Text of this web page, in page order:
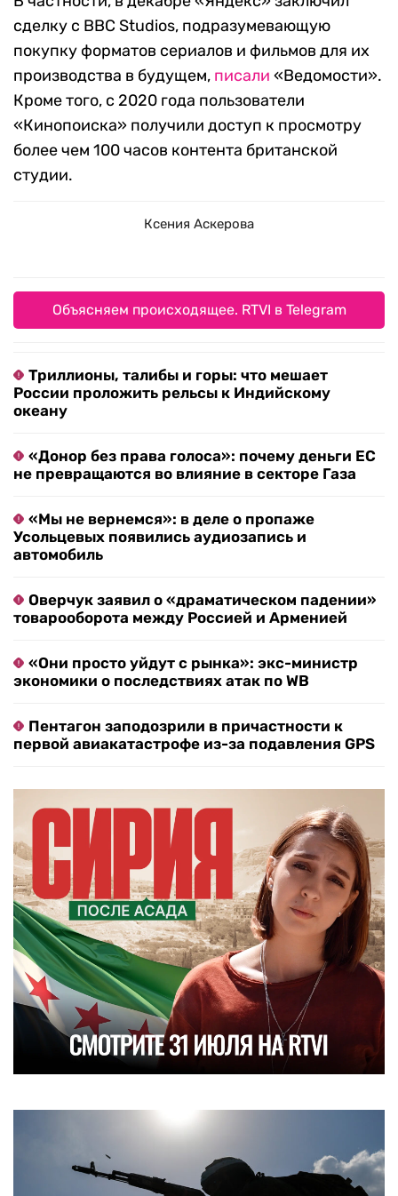
сделку с BBC Studios, подразумевающую
покупку форматов сериалов и фильмов для их
производства в будущем, писали «Ведомости».
Кроме того, с 2020 года пользователи
«Кинопоиска» получили доступ к просмотру
более чем 100 часов контента британской
студии.
Ксения Аскерова
Объясняем происходящее. RTVI в Telegram
Триллионы, талибы и горы: что мешает
России проложить рельсы к Индийскому
океану
«Донор без права голоса»: почему деньги ЕС
не превращаются во влияние в секторе Газа
«Мы не вернемся»: в деле о пропаже
Усольцевых появились аудиозапись и
автомобиль
Оверчук заявил о «драматическом падении»
товарооборота между Россией и Арменией
«Они просто уйдут с рынка»: экс-министр
экономики о последствиях атак по WB
Пентагон заподозрили в причастности к
первой авиакатастрофе из-за подавления GPS